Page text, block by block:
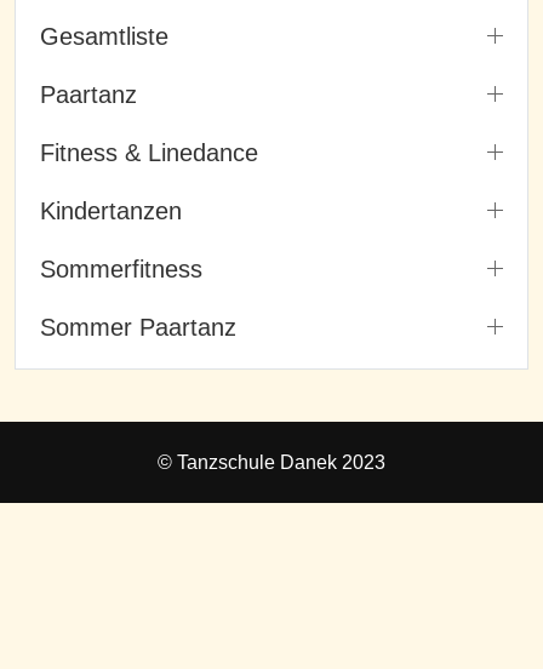
Gesamtliste
Paartanz
Fitness & Linedance
Kindertanzen
Sommerfitness
Sommer Paartanz
© Tanzschule Danek 2023